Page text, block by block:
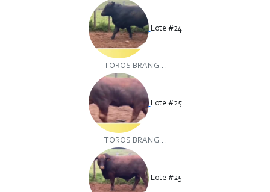
Lote #24
TOROS BRANG...
Lote #25
TOROS BRANG...
Lote #25